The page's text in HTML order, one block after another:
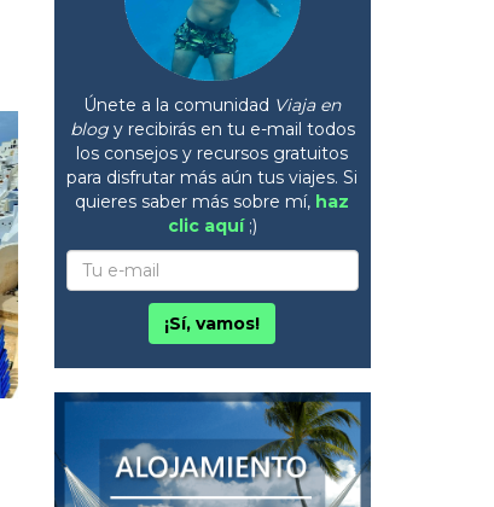
Únete a la comunidad Viaja en
blogy recibirás en tu e-mail todos
los consejos y recursos gratuitos
para disfrutar más aún tus viajes. Si
quieres saber más sobre mí, haz
clic aquí;)
¡Sí, vamos!